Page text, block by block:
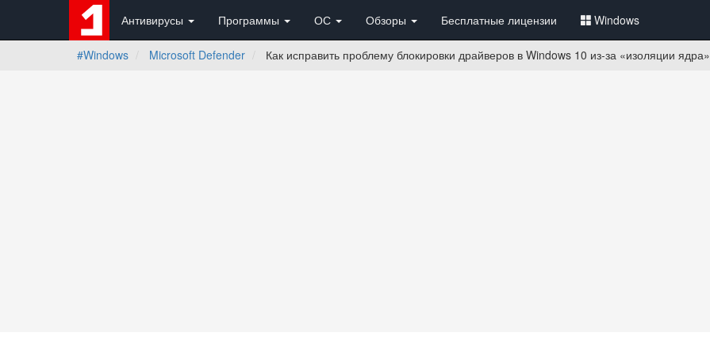
Антивирусы Программы ОС Обзоры Бесплатные лицензии Windows
#Windows Microsoft Defender Как исправить проблему блокировки драйверов в Windows 10 из-за «изоляции ядра»